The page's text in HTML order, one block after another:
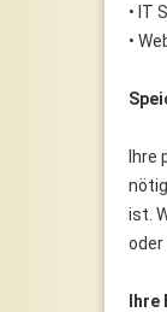
• IT
•
ist.